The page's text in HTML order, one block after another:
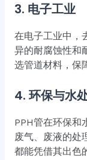
3. 电子工业
在电子工业中，
异的耐腐蚀性和
选管道材料，保
4.环保与水
PPH管在环保和
废气、废液的处
都能凭借其出色